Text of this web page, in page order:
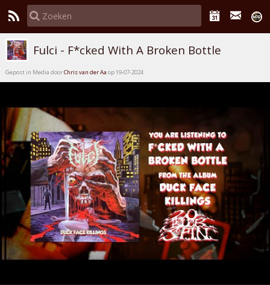
Fulci - F*cked With A Broken Bottle
Gepost in Media doorChris van der Aa op 19-07-2024